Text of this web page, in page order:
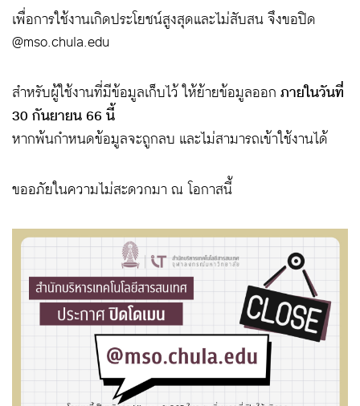
เพื่อการใช้งานเกิดประโยชน์สูงสุดและไม่สับสน จึงขอปิด
@mso.chula.edu
สำหรับผู้ใช้งานที่มีข้อมูลเก็บไว้ ให้ย้ายข้อมูลออกภายในวันที่
30 กันยายน 66 นี้
หากพ้นกำหนดข้อมูลจะถูกลบ และไม่สามารถเข้าใช้งานได้
ขออภัยในความไม่สะดวกมา ณ โอกาสนี้